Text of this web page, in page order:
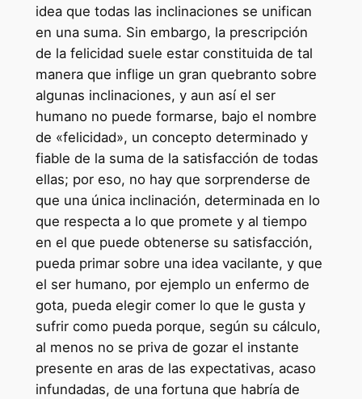
idea que todas las inclinaciones se unifican
en una suma. Sin embargo, la prescripción
de la felicidad suele estar constituida de tal
manera que inflige un gran quebranto sobre
algunas inclinaciones, y aun así el ser
humano no puede formarse, bajo el nombre
de «felicidad», un concepto determinado y
fiable de la suma de la satisfacción de todas
ellas; por eso, no hay que sorprenderse de
que una única inclinación, determinada en lo
que respecta a lo que promete y al tiempo
en el que puede obtenerse su satisfacción,
pueda primar sobre una idea vacilante, y que
el ser humano, por ejemplo un enfermo de
gota, pueda elegir comer lo que le gusta y
sufrir como pueda porque, según su cálculo,
al menos no se priva de gozar el instante
presente en aras de las expectativas, acaso
infundadas, de una fortuna que habría de